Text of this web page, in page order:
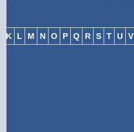
K L M N O P Q R S T U V